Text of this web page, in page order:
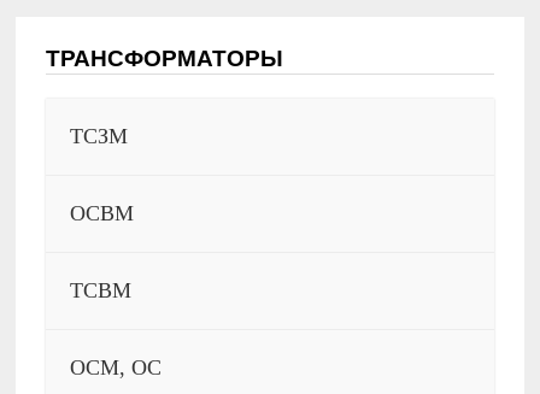
ТРАНСФОРМАТОРЫ
ТСЗМ
ОСВМ
ТСВМ
ОСМ, ОС